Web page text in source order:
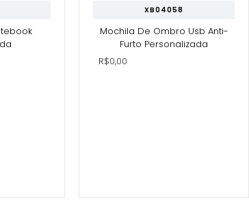
XB04058
Mochila De Ombro Usb Anti-
Furto Personalizada
R$0,00